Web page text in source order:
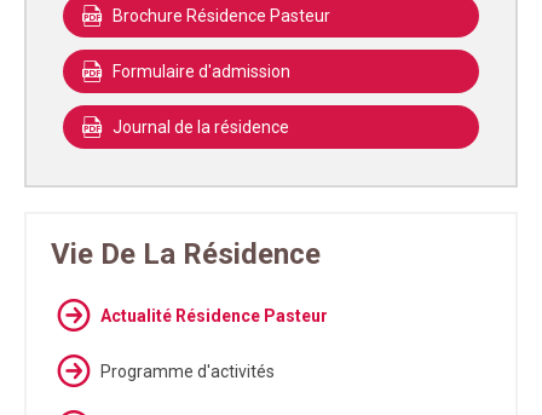
Brochure Résidence Pasteur
Formulaire d'admission
Journal de la résidence
Vie De La Résidence
Actualité Résidence Pasteur
Programme d'activités